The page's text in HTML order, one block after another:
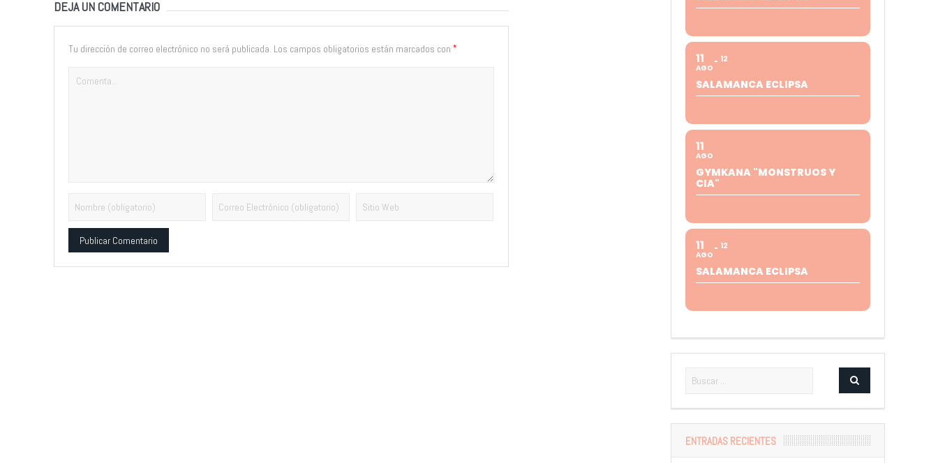
DEJA UN COMENTARIO
Tu dirección de correo electrónico no será publicada. Los campos obligatorios están marcados con *
11
AGO
12
SALAMANCA ECLIPSA
11
AGO
GYMKANA "MONSTRUOS Y
CIA"
11
AGO
12
SALAMANCA ECLIPSA
ENTRADAS RECIENTES